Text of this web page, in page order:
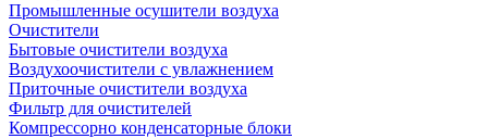
Промышленные осушители воздуха
Очистители
Бытовые очистители воздуха
Воздухоочистители с увлажнением
Приточные очистители воздуха
Фильтр для очистителей
Компрессорно конденсаторные блоки